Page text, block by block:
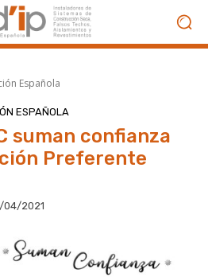
Española
ESPAÑOLA
suman confianza
Preferente
04/2021